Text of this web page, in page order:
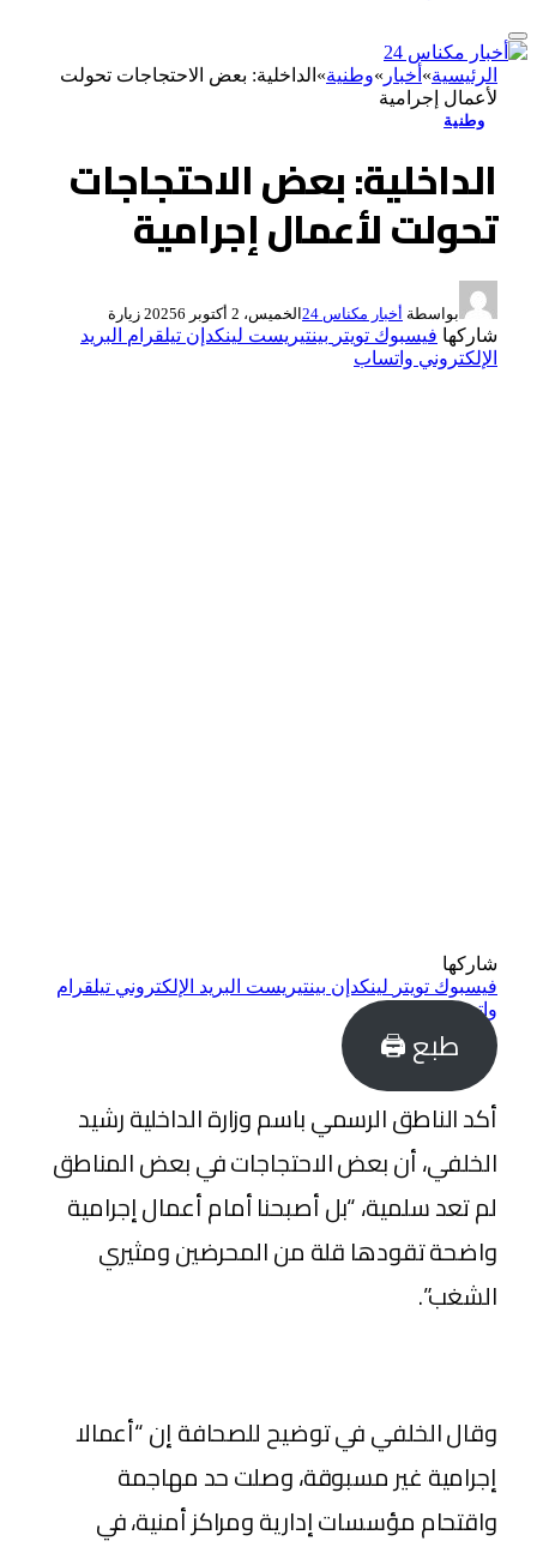
الرئيسية» أخبار »وطنية» الداخلية: بعض الاحتجاجات تحولت
لأعمال إجرامية
وطنية
الداخلية: بعض الاحتجاجات
تحولت لأعمال إجرامية
بواسطة أخبار مكناس 24 الخميس، 2 أكتوبر 2025 6 زيارة
شاركها فيسبوك تويتر بينتيريست لينكدإن تيلقرام البريد
الإلكتروني واتساب
شاركها
فيسبوك تويتر لينكدإن بينتيريست البريد الإلكتروني تيلقرام
واتساب
طبع 🖨
أكد الناطق الرسمي باسم وزارة الداخلية رشيد
الخلفي، أن بعض الاحتجاجات في بعض المناطق
لم تعد سلمية، “بل أصبحنا أمام أعمال إجرامية
واضحة تقودها قلة من المحرضين ومثيري
الشغب”.
وقال الخلفي في توضيح للصحافة إن “أعمالا
إجرامية غير مسبوقة، وصلت حد مهاجمة
واقتحام مؤسسات إدارية ومراكز أمنية، في